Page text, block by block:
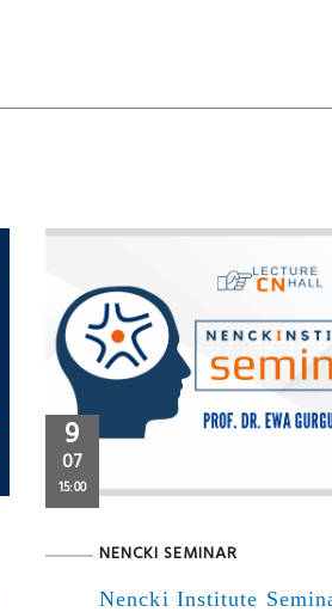
9
07
15:00
NENCKI SEMINAR
Nencki Institute